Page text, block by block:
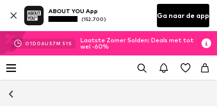
ABOUT YOU App
(152.700) Ga naar de app
01D 06U 57M 51 S
Laatste Zomer Solden: Deals met tot
wel -60%